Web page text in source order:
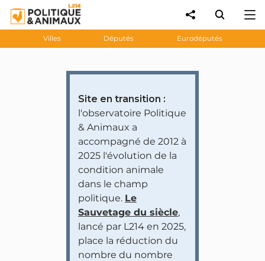
Villes Députés Eurodéputés
Site en transition :
l'observatoire Politique
& Animaux a
accompagné de 2012 à
2025 l'évolution de la
condition animale
dans le champ
politique. Le
Sauvetage du siècle,
lancé par L214 en 2025,
place la réduction du
nombre du nombre